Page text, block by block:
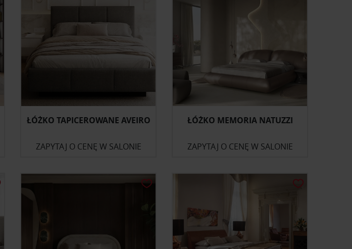
ŁÓŻKO TAPICEROWANE AVEIRO
ZAPYTAJ O CENĘ W SALONIE
ŁÓŻKO MEMORIA NATUZZI
ZAPYTAJ O CENĘ W SALONIE